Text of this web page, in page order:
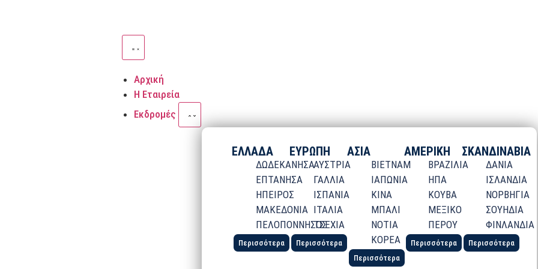
Αρχική
Η Εταιρεία
Εκδρομές
ΕΛΛΑΔΑ
ΔΩΔΕΚΑΝΗΣΑ
ΕΠΤΑΝΗΣΑ
ΗΠΕΙΡΟΣ
ΜΑΚΕΔΟΝΙΑ
ΠΕΛΟΠΟΝΝΗΣΟΣ
Περισσότερα
ΕΥΡΩΠΗ
ΑΥΣΤΡΙΑ
ΓΑΛΛΙΑ
ΙΣΠΑΝΙΑ
ΙΤΑΛΙΑ
ΤΣΕΧΙΑ
Περισσότερα
ΑΣΙΑ
ΒΙΕΤΝΑΜ
ΙΑΠΩΝΙΑ
ΚΙΝΑ
ΜΠΑΛΙ
ΝΟΤΙΑ
ΚΟΡΕΑ
Περισσότερα
ΑΜΕΡΙΚΗ
ΒΡΑΖΙΛΙΑ
ΗΠΑ
ΚΟΥΒΑ
ΜΕΞΙΚΟ
ΠΕΡΟΥ
Περισσότερα
ΣΚΑΝΔΙΝΑΒΙΑ
ΔΑΝΙΑ
ΙΣΛΑΝΔΙΑ
ΝΟΡΒΗΓΙΑ
ΣΟΥΗΔΙΑ
ΦΙΝΛΑΝΔΙΑ
Περισσότερα